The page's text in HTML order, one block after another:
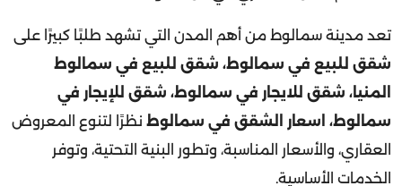
شقق للبيع في سمالوط، شقق للبيع في سمالوط
المنيا، شقق للايجار في سمالوط، شقق للإيجار في
سمالوط، اسعار الشقق في سمالوطنظرًا لتنوع المعروض
العقاري، والأسعار المناسبة، وتطور البنية التحتية، وتوفر
الخدمات الأساسية.